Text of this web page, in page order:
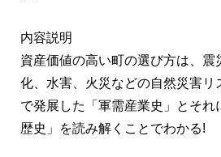
内容説明
資産価値の高い町の選び方は、震
化、水害、火災などの自然災害リ
で発展した「軍需産業史」とそれ
歴史」を読み解くことでわかる!